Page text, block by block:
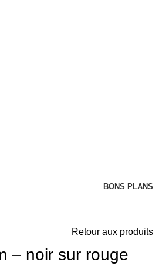
BONS PLANS
Retour aux produits
– noir sur rouge